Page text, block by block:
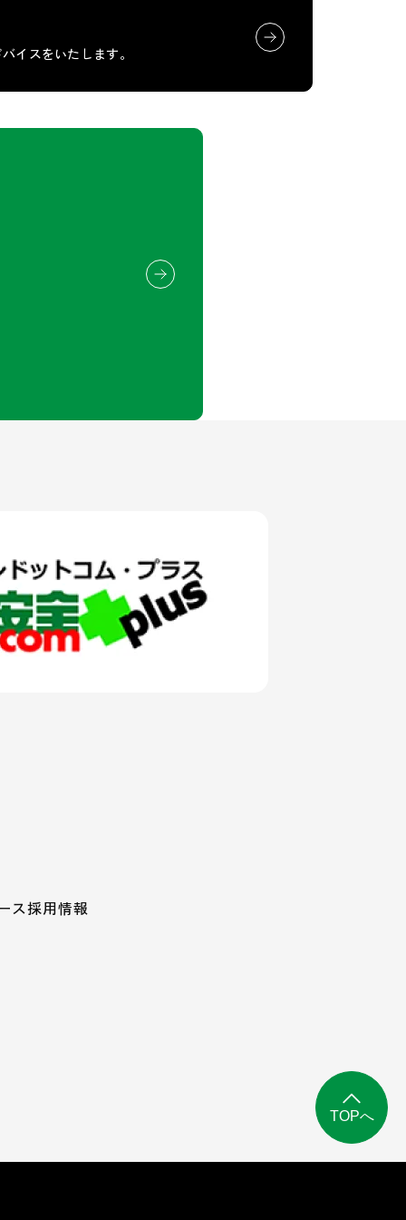
イスをいたします。
ス採用情報
TOPへ